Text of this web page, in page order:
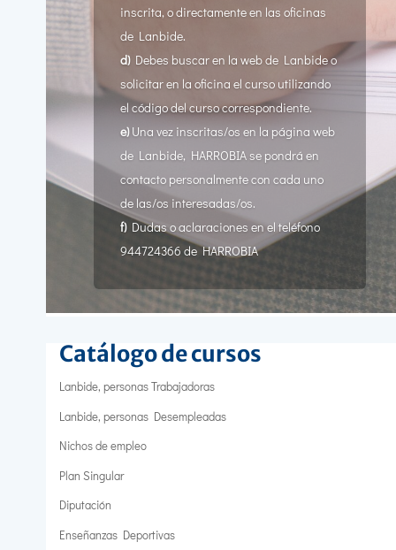
inscrita, o directamente en las oficinas
de Lanbide.
d)Debes buscar en la web de Lanbide o
solicitar en la oficina el curso utilizando
el código del curso correspondiente.
e)Una vez inscritas/os en la página web
de Lanbide, HARROBIA se pondrá en
contacto personalmente con cada uno
de las/os interesadas/os.
f)Dudas o aclaraciones en el teléfono
944724366 de HARROBIA
Catálogo de cursos
Lanbide, personas Trabajadoras
Lanbide, personas Desempleadas
Nichos de empleo
Plan Singular
Diputación
Enseñanzas Deportivas